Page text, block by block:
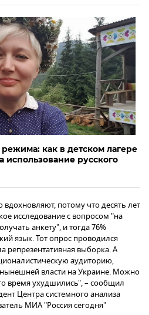
как в детском лагере
русского
вдохновляют, потому что десять лет
исследование с вопросом "на
анкету", и тогда 76%
язык. Тот опрос проводился
репрезентативная выборка. А
аудиторию,
власти на Украине. Можно
время ухудшились", – сообщил
Центра системного анализа
МИА "Россия сегодня"